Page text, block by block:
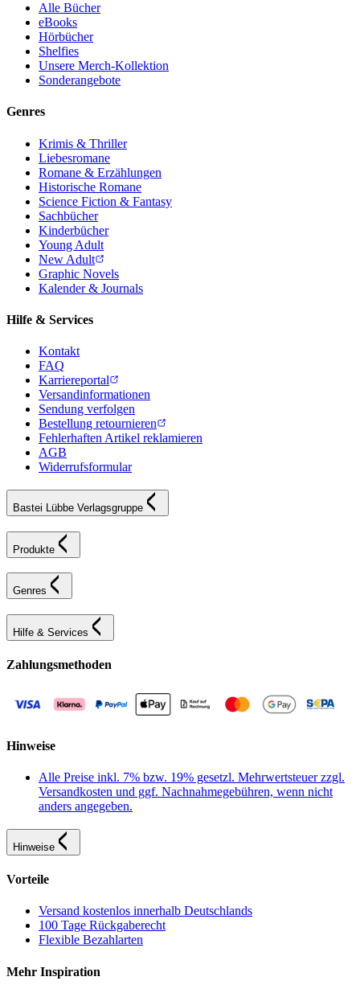
Alle Bücher
eBooks
Hörbücher
Shelfies
Unsere Merch-Kollektion
Sonderangebote
Genres
Krimis & Thriller
Liebesromane
Romane & Erzählungen
Historische Romane
Science Fiction & Fantasy
Sachbücher
Kinderbücher
Young Adult
New Adult
Graphic Novels
Kalender & Journals
Hilfe & Services
Kontakt
FAQ
Karriereportal
Versandinformationen
Sendung verfolgen
Bestellung retournieren
Fehlerhaften Artikel reklamieren
AGB
Widerrufsformular
Bastei Lübbe Verlagsgruppe
Produkte
Genres
Hilfe & Services
Zahlungsmethoden
Hinweise
Alle Preise inkl. 7% bzw. 19% gesetzl. Mehrwertsteuer zzgl.
Versandkosten und ggf. Nachnahmegebühren, wenn nicht
anders angegeben.
Hinweise
Vorteile
Versand kostenlos innerhalb Deutschlands
100 Tage Rückgaberecht
Flexible Bezahlarten
Mehr Inspiration